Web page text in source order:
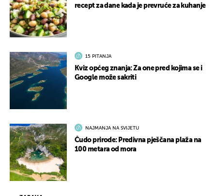
recept za dane kada je prevruće za kuhanje
15 PITANJA
Kviz općeg znanja: Za one pred kojima se i
Google može sakriti
NAJMANJA NA SVIJETU
Čudo prirode: Predivna pješčana plaža na
100 metara od mora